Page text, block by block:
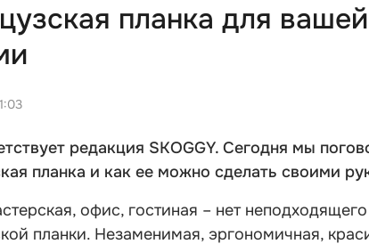
планка для
редакция SKOGGY. Сегодня мы
планка и как ее можно сделать своими
офис, гостиная – нет
планки. Незаменимая, эргономичная,